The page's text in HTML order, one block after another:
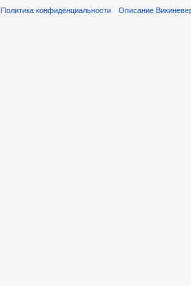
Политика конфиденциальности Описание